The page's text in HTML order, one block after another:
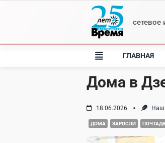
сетевое
ГЛАВНАЯ
Дома в
18.06.2026 Наш
ДОМА ЗАРОСЛИ ПОЧТАДВ